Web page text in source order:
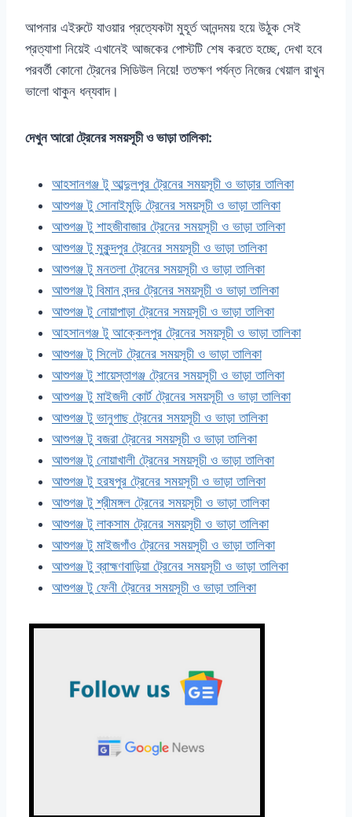
আপনার এইরুটে যাওয়ার প্রত্যেকটা মুহূর্ত আনন্দময় হয়ে উঠুক সেই
প্রত্যাশা নিয়েই এখানেই আজকের পোস্টটি শেষ করতে হচ্ছে, দেখা হবে
পরবর্তী কোনো ট্রেনের সিডিউল নিয়ে! ততক্ষণ পর্যন্ত নিজের খেয়াল রাখুন
ভালো থাকুন ধন্যবাদ।
দেখুন আরো ট্রেনের সময়সূচী ও ভাড়া তালিকা:
আহসানগঞ্জ টু আব্দুলপুর ট্রেনের সময়সূচী ও ভাড়ার তালিকা
আশুগঞ্জ টু সোনাইমুড়ি ট্রেনের সময়সূচী ও ভাড়া তালিকা
আশুগঞ্জ টু শাহজীবাজার ট্রেনের সময়সূচী ও ভাড়া তালিকা
আশুগঞ্জ টু মুকুন্দপুর ট্রেনের সময়সূচী ও ভাড়া তালিকা
আশুগঞ্জ টু মনতলা ট্রেনের সময়সূচী ও ভাড়া তালিকা
আশুগঞ্জ টু বিমান বন্দর ট্রেনের সময়সূচী ও ভাড়া তালিকা
আশুগঞ্জ টু নোয়াপাড়া ট্রেনের সময়সূচী ও ভাড়া তালিকা
আহসানগঞ্জ টু আক্কেলপুর ট্রেনের সময়সূচী ও ভাড়া তালিকা
আশুগঞ্জ টু সিলেট ট্রেনের সময়সূচী ও ভাড়া তালিকা
আশুগঞ্জ টু শায়েস্তাগঞ্জ ট্রেনের সময়সূচী ও ভাড়া তালিকা
আশুগঞ্জ টু মাইজদী কোর্ট ট্রেনের সময়সূচী ও ভাড়া তালিকা
আশুগঞ্জ টু ভানুগাছ ট্রেনের সময়সূচী ও ভাড়া তালিকা
আশুগঞ্জ টু বজরা ট্রেনের সময়সূচী ও ভাড়া তালিকা
আশুগঞ্জ টু নোয়াখালী ট্রেনের সময়সূচী ও ভাড়া তালিকা
আশুগঞ্জ টু হরষপুর ট্রেনের সময়সূচী ও ভাড়া তালিকা
আশুগঞ্জ টু শ্রীমঙ্গল ট্রেনের সময়সূচী ও ভাড়া তালিকা
আশুগঞ্জ টু লাকসাম ট্রেনের সময়সূচী ও ভাড়া তালিকা
আশুগঞ্জ টু মাইজগাঁও ট্রেনের সময়সূচী ও ভাড়া তালিকা
আশুগঞ্জ টু ব্রাহ্মণবাড়িয়া ট্রেনের সময়সূচী ও ভাড়া তালিকা
আশুগঞ্জ টু ফেনী ট্রেনের সময়সূচী ও ভাড়া তালিকা